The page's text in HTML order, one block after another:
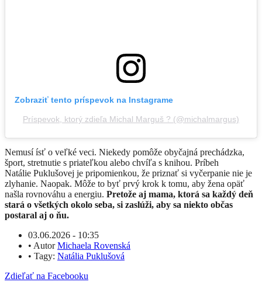
Zobraziť tento príspevok na Instagrame
Príspevok, ktorý zdieľa Michal Marguš ? (@michalmargus)
Nemusí ísť o veľké veci. Niekedy pomôže obyčajná prechádzka,
šport, stretnutie s priateľkou alebo chvíľa s knihou. Príbeh
Natálie Puklušovej je pripomienkou, že priznať si vyčerpanie nie je
zlyhanie. Naopak. Môže to byť prvý krok k tomu, aby žena opäť
našla rovnováhu a energiu. Pretože aj mama, ktorá sa každý deň
stará o všetkých okolo seba, si zaslúži, aby sa niekto občas
postaral aj o ňu.
03.06.2026 - 10:35
• AutorMichaela Rovenská
• Tagy: Natália Puklušová
Zdieľať na Facebooku